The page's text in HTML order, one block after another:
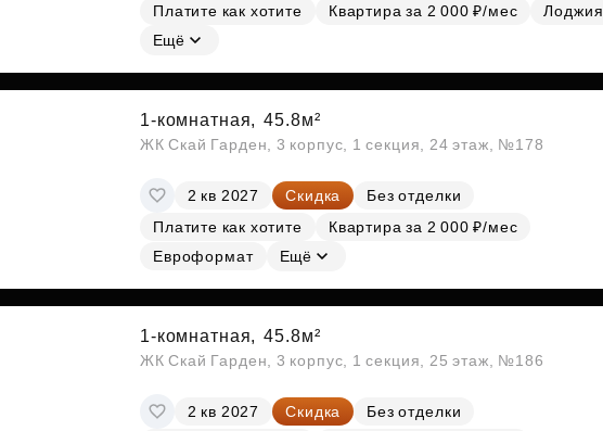
Платите как хотите
Квартира за 2 000 ₽/мес
Лоджия
Ещё
1-комнатная, 45.8м²
ЖК Скай Гарден, 3 корпус, 1 секция, 24 этаж, №178
2 кв 2027 Скидка
Без отделки
Платите как хотите
Квартира за 2 000 ₽/мес
Евроформат
Ещё
1-комнатная, 45.8м²
ЖК Скай Гарден, 3 корпус, 1 секция, 25 этаж, №186
2 кв 2027 Скидка
Без отделки